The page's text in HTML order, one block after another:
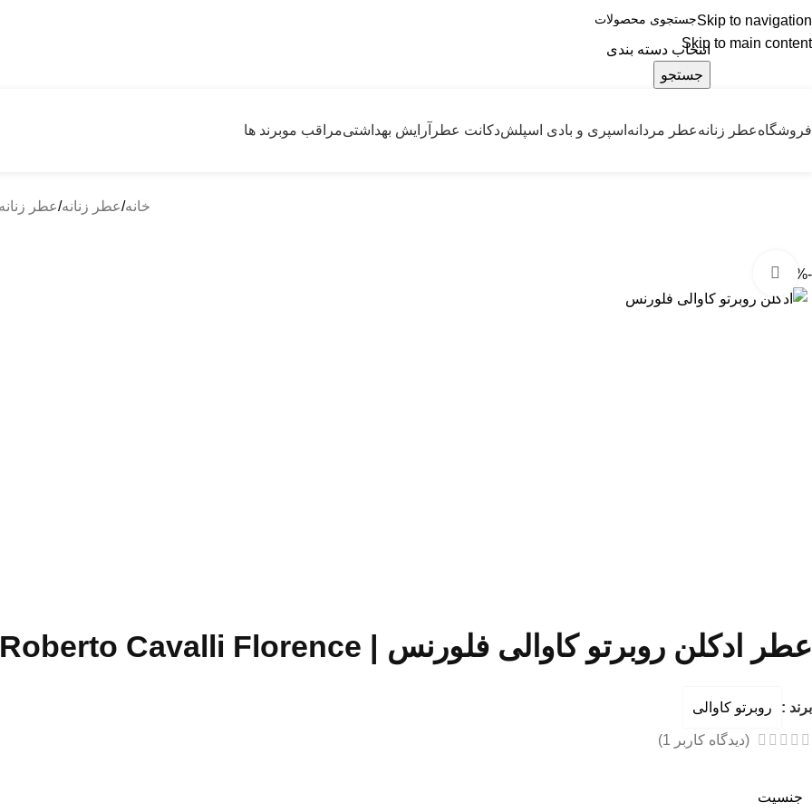
Skip to navigation
Skip to main contentانتخاب دسته بندی
جستجو
فروشگاهعطر زنانهعطر مردانه اسپری و بادی اسپلشدکانت عطر آرایش بهداشتیمراقب موبرند ها
خانه عطر زنانه عطر
-36%
عطر ادکلن روبرتو کاوالی فلورنس | Roberto Cavalli Florence
برند : روبرتو کاوالی
(دیدگاه کاربر 1
)
جنسیت